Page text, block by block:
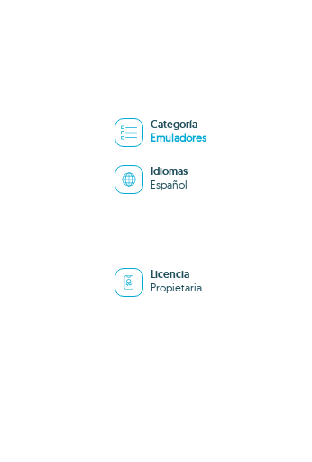
Categoría
Emuladores
Idiomas
Español
Licencia
Propietaria